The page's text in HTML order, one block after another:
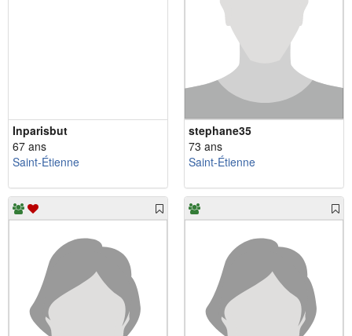
Inparisbut
67 ans
Saint-Étienne
stephane35
73 ans
Saint-Étienne